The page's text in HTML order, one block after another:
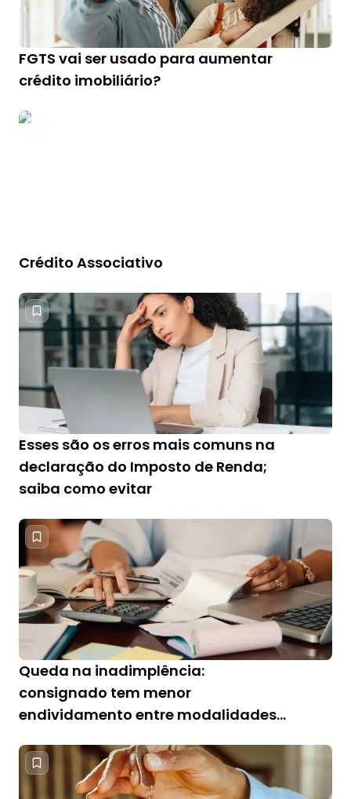
FGTS vai ser usado para aumentar
crédito imobiliário?
Crédito Associativo
Esses são os erros mais comuns na
declaração do Imposto de Renda;
saiba como evitar
Queda na inadimplência:
consignado tem menor
endividamento entre modalidades